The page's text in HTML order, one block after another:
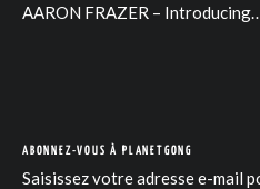
AARON FRAZER –
ABONNEZ-VOUS À PLANETGONG
Saisissez votre adresse e-mail